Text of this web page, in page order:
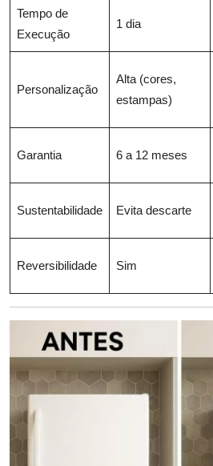
Tempo de
Execução
1 dia
Personalização
Alta (cores,
estampas)
Garantia 6 a 12 meses
Sustentabilidade Evita descarte
Reversibilidade Sim